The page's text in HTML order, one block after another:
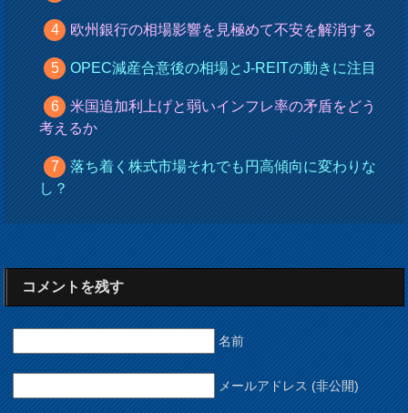
欧州銀行の相場影響を見極めて不安を解消する
OPEC減産合意後の相場とJ-REITの動きに注目
米国追加利上げと弱いインフレ率の矛盾をどう
考えるか
落ち着く株式市場それでも円高傾向に変わりな
し？
コメントを残す
名前
メールアドレス (非公開)